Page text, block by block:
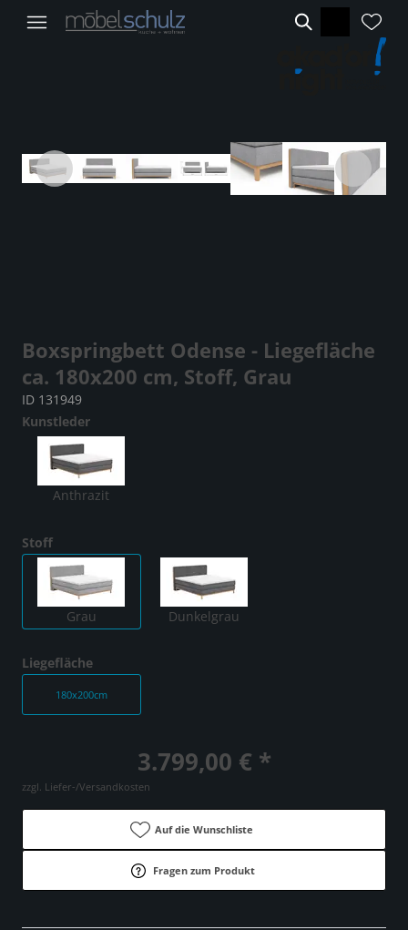
Boxspringbett Odense - Liegefläche
ca. 180x200 cm, Stoff, Grau
ID 131949
Kunstleder
Anthrazit
Stoff
Grau Dunkelgrau
Liegefläche
180x200cm
3.799,00 € *
zzgl. Liefer-/Versandkosten
Auf die Wunschliste
Fragen zum Produkt